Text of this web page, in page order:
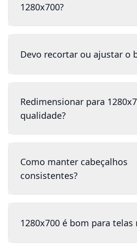
1280x700?
Devo recortar ou ajustar o
Redimensionar para
qualidade?
Como manter cabeçalhos
consistentes?
1280x700 é bom para telas